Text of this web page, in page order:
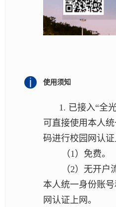
使用须知
1. 已接入“全
可直接使用本人
码进行校园网认证
（1）免费。
（2）无开户
本人统一身份账
网认证上网。